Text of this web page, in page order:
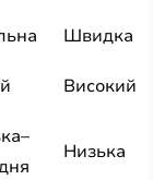
Швидка
Високий
Низька